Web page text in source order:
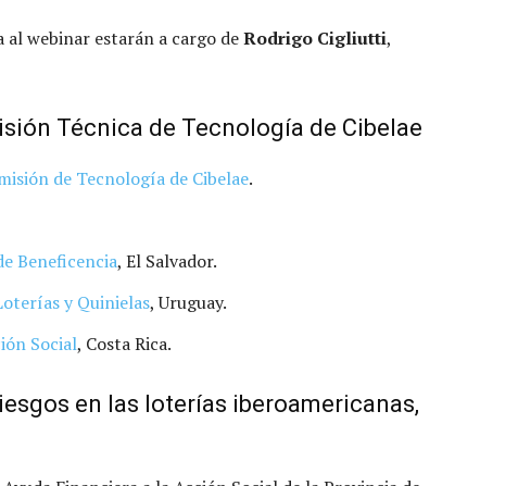
webinar estarán a cargo deRodrigo Cigliutti,
Técnica de Tecnología de Cibelae
de Tecnología de Cibelae.
Beneficencia, El Salvador.
y Quinielas, Uruguay.
Social, Costa Rica.
en las loterías iberoamericanas,